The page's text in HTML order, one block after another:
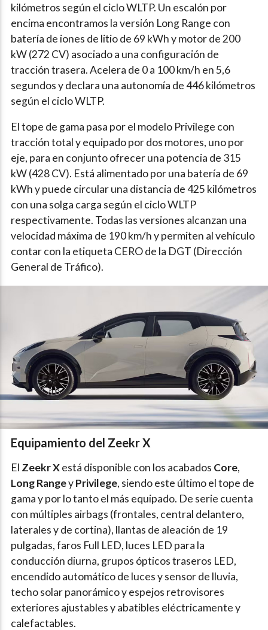
kilómetros según el ciclo WLTP. Un escalón por
encima encontramos la versión Long Range con
batería de iones de litio de 69 kWh y motor de 200
kW (272 CV) asociado a una configuración de
tracción trasera. Acelera de 0 a 100 km/h en 5,6
segundos y declara una autonomía de 446 kilómetros
según el ciclo WLTP.
El tope de gama pasa por el modelo Privilege con
tracción total y equipado por dos motores, uno por
eje, para en conjunto ofrecer una potencia de 315
kW (428 CV). Está alimentado por una batería de 69
kWh y puede circular una distancia de 425 kilómetros
con una solga carga según el ciclo WLTP
respectivamente. Todas las versiones alcanzan una
velocidad máxima de 190 km/h y permiten al vehículo
contar con la etiqueta CERO de la DGT (Dirección
General de Tráfico).
Equipamiento del Zeekr X
El Zeekr Xestá disponible con los acabados Core,
Long RangeyPrivilege, siendo este último el tope de
gama y por lo tanto el más equipado. De serie cuenta
con múltiples airbags (frontales, central delantero,
laterales y de cortina), llantas de aleación de 19
pulgadas, faros Full LED, luces LED para la
conducción diurna, grupos ópticos traseros LED,
encendido automático de luces y sensor de lluvia,
techo solar panorámico y espejos retrovisores
exteriores ajustables y abatibles eléctricamente y
calefactables.